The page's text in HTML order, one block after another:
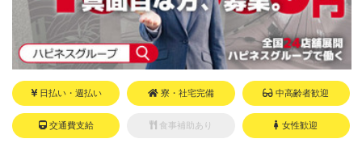
日払い・週払い 寮・社宅完備 中高齢者歓迎
交通費支給 食事補助あり 女性歓迎